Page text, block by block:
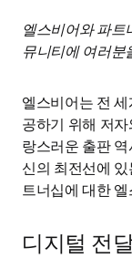
엘스비어와 파트
뮤니티에 여러분
엘스비어는 전
공하기 위해 저
랑스러운 출판
신의 최전선에
트너십에 대한
디지털 전